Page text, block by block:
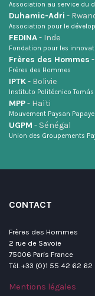
Association au service du
Duhamic-Adri -
Association pour le
FEDINA- Inde
Fondation pour les
Frères des Hommes
Frères des Hommes
IPTK- Bolivie
Instituto Politécnico
MPP- Haïti
Mouvement Paysan Papaye
UGPM - Sénégal
Union des Groupements
CONTACT
Frères des Hommes
2 rue de Savoie
75006 Paris France
Tél. +33 (0)1 55 42 62 62
Mentions légales